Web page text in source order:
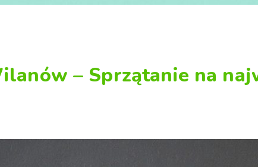
– Sprzątanie na